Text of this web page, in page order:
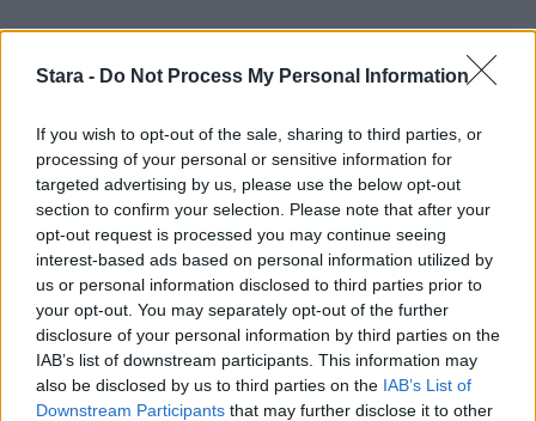
Stara - Do Not Process My Personal Information
If you wish to opt-out of the sale, sharing to third parties, or
processing of your personal or sensitive information for
targeted advertising by us, please use the below opt-out
section to confirm your selection. Please note that after your
opt-out request is processed you may continue seeing
interest-based ads based on personal information utilized by
us or personal information disclosed to third parties prior to
your opt-out. You may separately opt-out of the further
disclosure of your personal information by third parties on the
IAB’s list of downstream participants. This information may
also be disclosed by us to third parties on the IAB’s List of
Downstream Participants that may further disclose it to other
Staran luetuimmat
1
UUTISET